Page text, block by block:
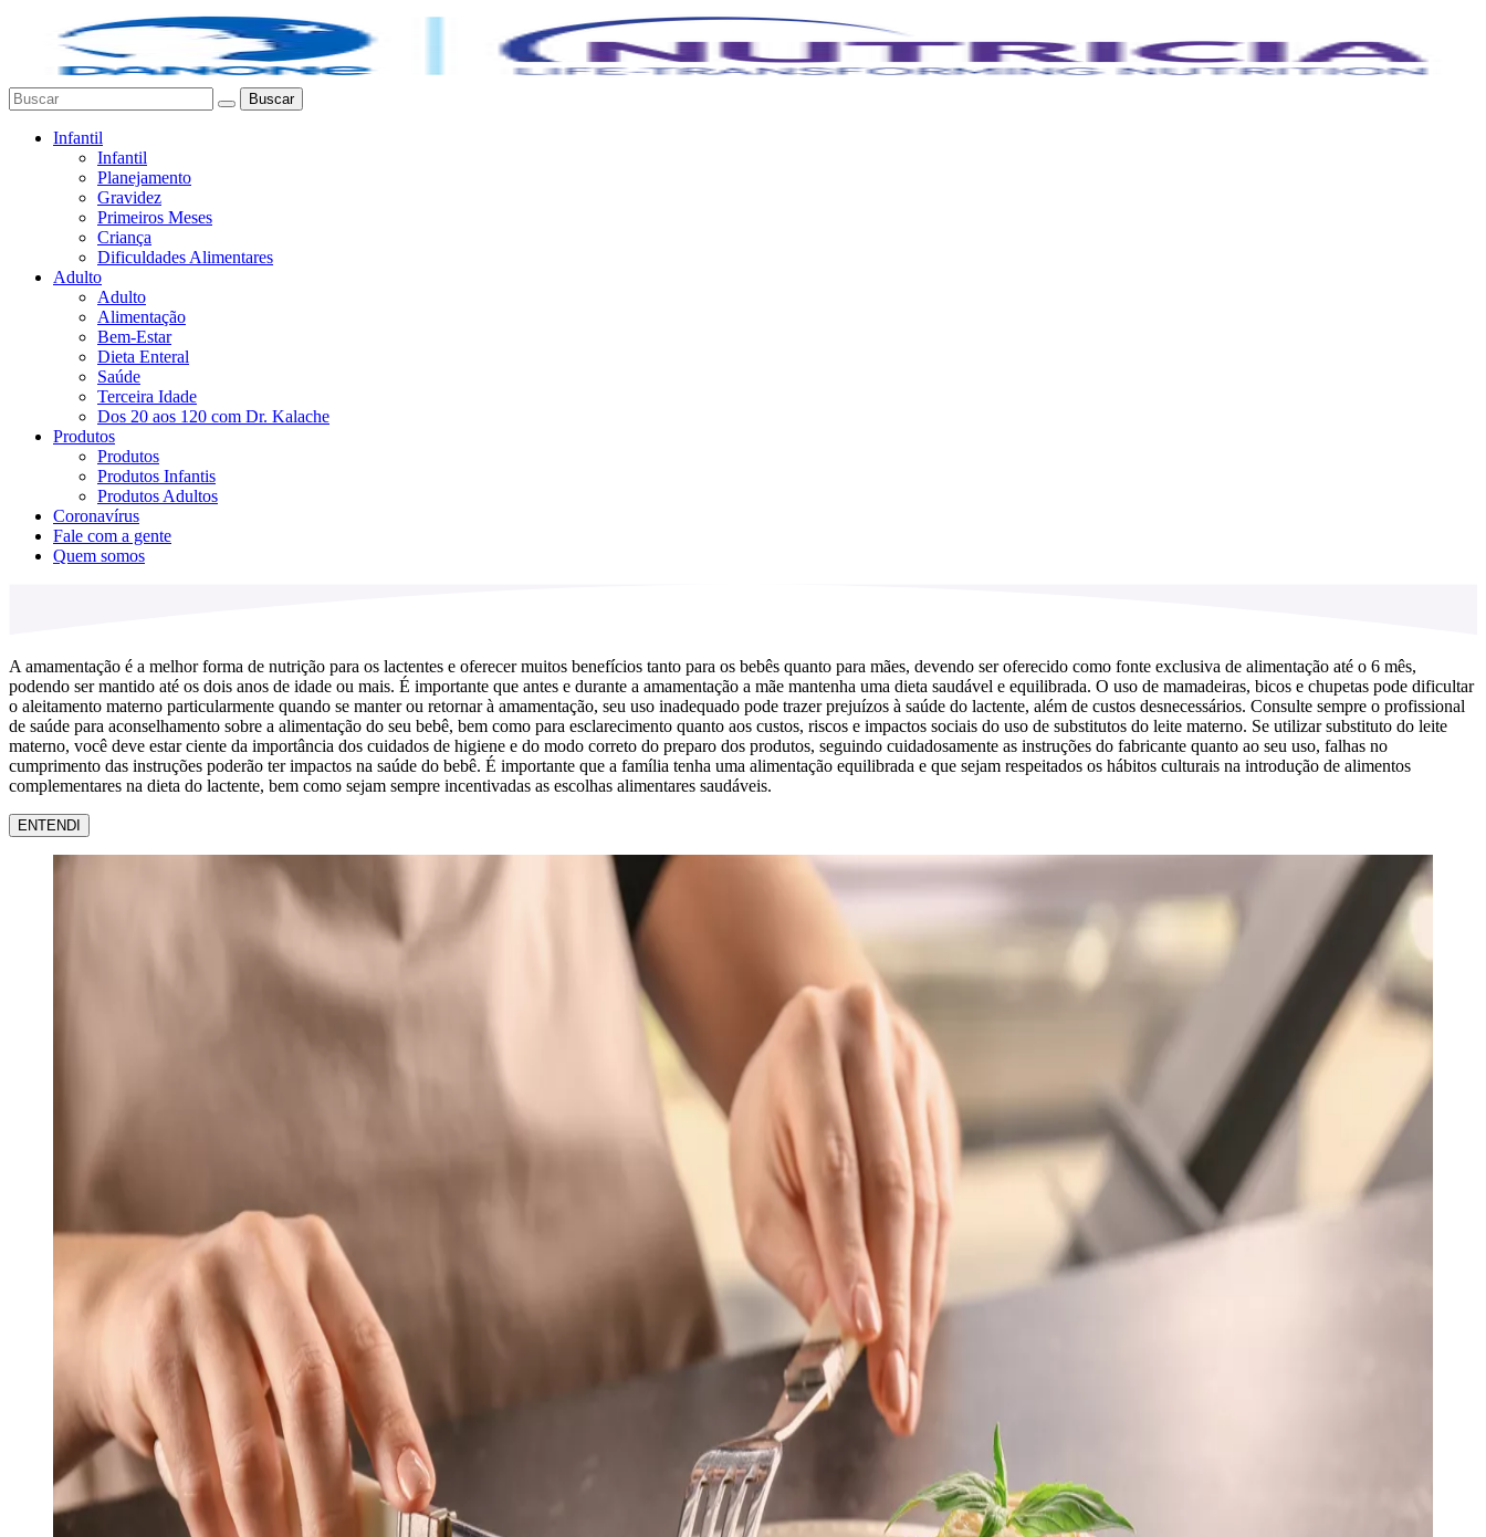
Buscar
Infantil
Infantil
Planejamento
Gravidez
Primeiros Meses
Criança
Dificuldades Alimentares
Adulto
Adulto
Alimentação
Bem-Estar
Dieta Enteral
Saúde
Terceira Idade
Dos 20 aos 120 com Dr. Kalache
Produtos
Produtos
Produtos Infantis
Produtos Adultos
Coronavírus
Fale com a gente
Quem somos
A amamentação é a melhor forma de nutrição para os lactentes e oferecer muitos benefícios tanto para os bebês quanto para mães, devendo ser oferecido como fonte exclusiva de alimentação até o 6 mês,
podendo ser mantido até os dois anos de idade ou mais. É importante que antes e durante a amamentação a mãe mantenha uma dieta saudável e equilibrada. O uso de mamadeiras, bicos e chupetas pode dificultar
o aleitamento materno particularmente quando se manter ou retornar à amamentação, seu uso inadequado pode trazer prejuízos à saúde do lactente, além de custos desnecessários. Consulte sempre o profissional
de saúde para aconselhamento sobre a alimentação do seu bebê, bem como para esclarecimento quanto aos custos, riscos e impactos sociais do uso de substitutos do leite materno. Se utilizar substituto do leite
materno, você deve estar ciente da importância dos cuidados de higiene e do modo correto do preparo dos produtos, seguindo cuidadosamente as instruções do fabricante quanto ao seu uso, falhas no
cumprimento das instruções poderão ter impactos na saúde do bebê. É importante que a família tenha uma alimentação equilibrada e que sejam respeitados os hábitos culturais na introdução de alimentos
complementares na dieta do lactente, bem como sejam sempre incentivadas as escolhas alimentares saudáveis.
ENTENDI